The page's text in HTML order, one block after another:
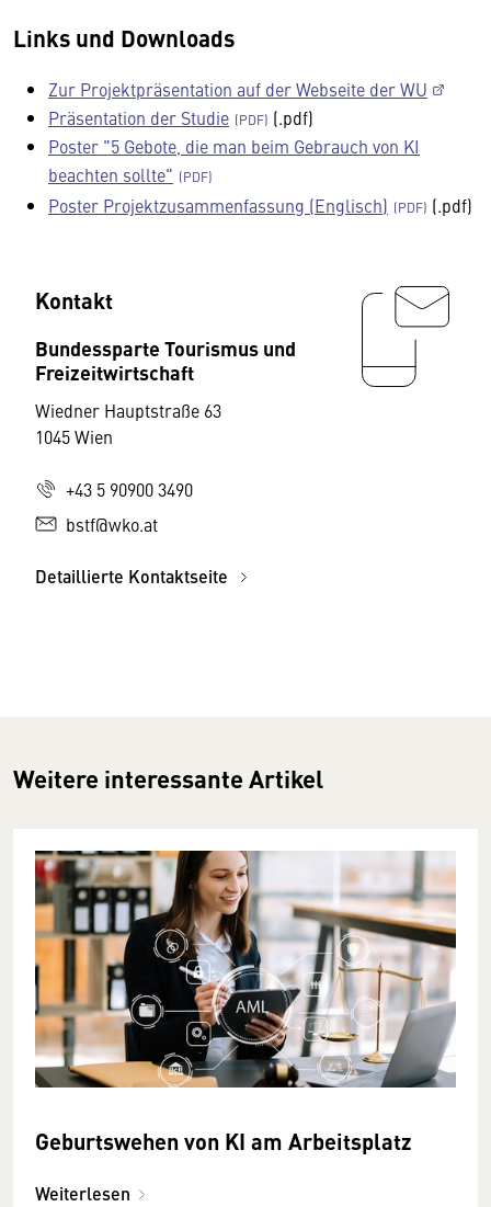
Links und Downloads
Zur Projektpräsentation auf der Webseite der WU
Präsentation der Studie
(.pdf)
Poster "5 Gebote, die man beim Gebrauch von KI
beachten sollte"
Poster Projektzusammenfassung (Englisch)
(.pdf)
Kontakt
Bundessparte Tourismus und
Freizeitwirtschaft
Wiedner Hauptstraße 63
1045 Wien
+43 5 90900 3490
bstf@wko.at
Detaillierte Kontaktseite
Weitere interessante Artikel
Geburtswehen von KI am Arbeitsplatz
Weiterlesen